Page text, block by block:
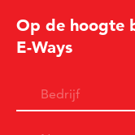
Op de hoogte
E-Ways